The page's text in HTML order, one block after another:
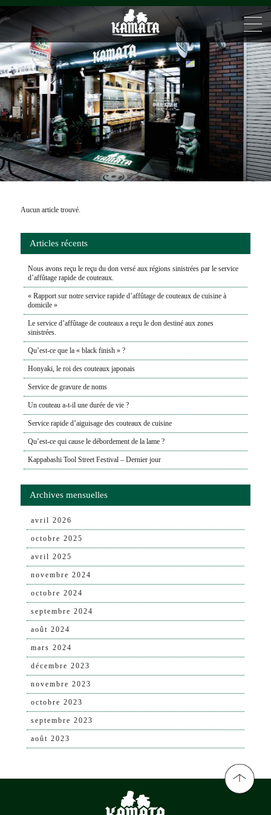
Blog
Aucun article trouvé.
Articles récents
Nous avons reçu le reçu du don versé aux régions sinistrées par le service
d’affûtage rapide de couteaux.
« Rapport sur notre service rapide d’affûtage de couteaux de cuisine à
domicile »
Le service d’affûtage de couteaux a reçu le don destiné aux zones
sinistrées.
Qu’est-ce que la « black finish » ?
Honyaki, le roi des couteaux japonais
Service de gravure de noms
Un couteau a-t-il une durée de vie ?
Service rapide d’aiguisage des couteaux de cuisine
Qu’est-ce qui cause le débordement de la lame ?
Kappabashi Tool Street Festival – Dernier jour
Archives mensuelles
avril 2026
octobre 2025
avril 2025
novembre 2024
octobre 2024
septembre 2024
août 2024
mars 2024
décembre 2023
novembre 2023
octobre 2023
septembre 2023
août 2023